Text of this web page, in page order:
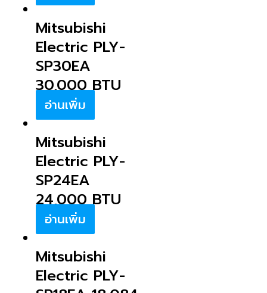
Mitsubishi
Electric PLY-
SP30EA
30,000 BTU
อ่านเพิ่ม
Mitsubishi
Electric PLY-
SP24EA
24,000 BTU
อ่านเพิ่ม
Mitsubishi
Electric PLY-